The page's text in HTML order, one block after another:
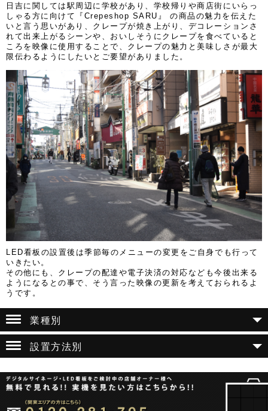
日吉に関しては駅周辺に学校があり、学校帰りや商店街にいらっ
しゃる方に向けて『Crepeshop SARU』 の商品の魅力を伝えた
いと言う思いがあり、クレープが焼き上がり、デコレーションさ
れて出来上がるシーンや、おいしそうにクレープを食べていると
ころを映像に使用することで、クレープの魅力と美味しさが最大
限伝わるようにしたいとご要望がありました。
LED看板の設置後は季節毎のメニューの変更をご自身でも行って
いきたい。
その他にも、クレープの配達や電子決済の対応なども今後出来る
ようになるとの事で、そう言った映像の更新を考えておられるよ
うです。
業種別
設置方法別